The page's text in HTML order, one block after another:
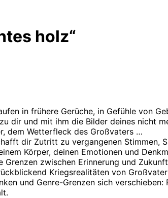
holz“
in frühere Gerüche, in Gefühle von
dir und mit ihm die Bilder deines nicht
dem Wetterfleck des Großvaters …
dir Zutritt zu vergangenen Stimmen,
Körper, deinen Emotionen und
zwischen Erinnerung und
Kriegsrealitäten von
und Genre-Grenzen sich